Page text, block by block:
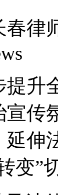
春
提升
宣传
延伸
变”